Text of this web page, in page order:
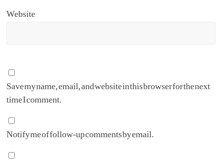
Website
Save my name, email, and website in this browser for the next
time I comment.
Notify me of follow-up comments by email.